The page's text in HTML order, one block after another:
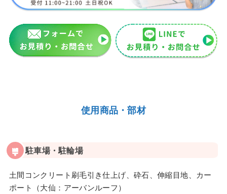
使用商品・部材
駐車場・駐輪場
土間コンクリート刷毛引き仕上げ、砕石、伸縮目地、カー
ポート（大仙：アーバンルーフ）